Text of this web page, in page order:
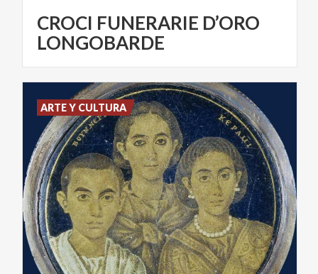
CROCI FUNERARIE D’ORO
LONGOBARDE
ARTE Y CULTURA